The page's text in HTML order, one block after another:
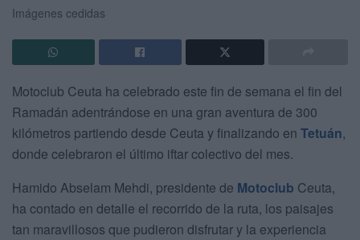
Imágenes cedidas
Motoclub Ceuta ha celebrado este fin de semana el fin del
Ramadán adentrándose en una gran aventura de 300
kilómetros partiendo desde Ceuta y finalizando en Tetuán,
donde celebraron el último iftar colectivo del mes.
Hamido Abselam Mehdi, presidente de Motoclub Ceuta,
ha contado en detalle el recorrido de la ruta, los paisajes
tan maravillosos que pudieron disfrutar y la experiencia